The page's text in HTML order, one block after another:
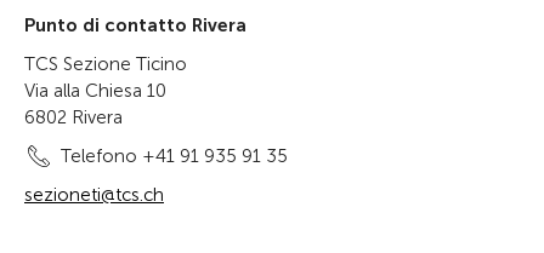
Punto di contatto Rivera
TCS Sezione Ticino
Via alla Chiesa 10
6802 Rivera
Telefono +41 91 935 91 35
sezioneti@tcs.ch